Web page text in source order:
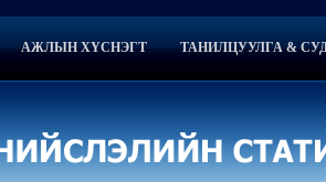
АЖЛЫН ХҮСНЭГТ ТАНИЛЦУУЛГА &